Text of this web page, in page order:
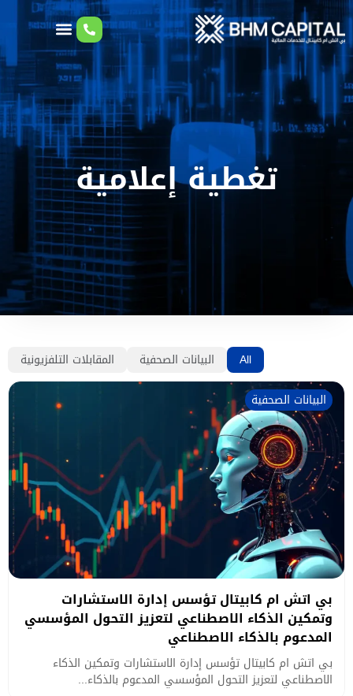
تغطية إعلامية
All البيانات الصحفية
المقابلات التلفزيونية
البيانات الصحفية
بي اتش ام كابيتال تؤسس إدارة الاستشارات
وتمكين الذكاء الاصطناعي لتعزيز التحول المؤسسي
المدعوم بالذكاء الاصطناعي
بي اتش ام كابيتال تؤسس إدارة الاستشارات وتمكين الذكاء
الاصطناعي لتعزيز التحول المؤسسي المدعوم بالذكاء...